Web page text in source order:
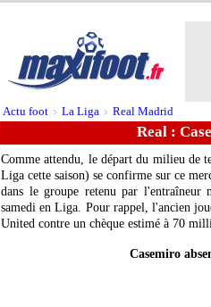
Actu foot > La Liga > Real Madrid
Real :
Comme attendu, le départ du milieu de
Liga cette saison) se confirme sur ce
dans le groupe retenu par
samedi en Liga. Pour rappel, l'ancien
United contre un chèque estimé à 70
Casemiro